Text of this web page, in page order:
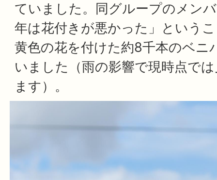
ていました。同グループのメン
年は花付きが悪かった」という
黄色の花を付けた約8千本のベニ
いました（雨の影響で現時点で
ます）。